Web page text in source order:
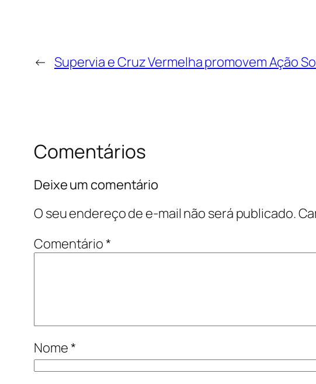
← Supervia e Cruz Vermelha promovem Ação
Comentários
Deixe um comentário
O seu endereço de e-mail não será publicado.
Comentário*
Nome*